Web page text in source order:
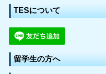
TESについて
留学生の方へ